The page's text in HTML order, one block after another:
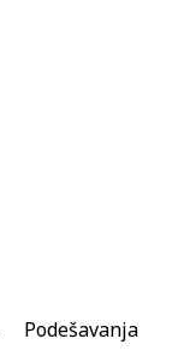
Podešavanja